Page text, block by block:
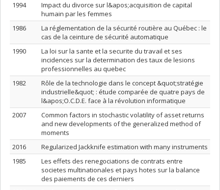
1994
Impact du divorce sur l&apos;acquisition de capital
humain par les femmes
1986
La réglementation de la sécurité routière au Québec : le
cas de la ceinture de sécurité automatique
1990
La loi sur la sante et la securite du travail et ses
incidences sur la determination des taux de lesions
professionnelles au quebec
1982
Rôle de la technologie dans le concept &quot;stratégie
industrielle&quot; : étude comparée de quatre pays de
l&apos;O.C.D.E. face à la révolution informatique
2007
Common factors in stochastic volatility of asset returns
and new developments of the generalized method of
moments
2016
Regularized Jackknife estimation with many instruments
1985
Les effets des renegociations de contrats entre
societes multinationales et pays hotes sur la balance
des paiements de ces derniers